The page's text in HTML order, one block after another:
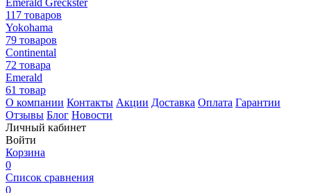
Emerald Greckster
117 товаров
Yokohama
79 товаров
Continental
72 товара
Emerald
61 товар
О компании Контакты Акции Доставка Оплата Гарантии
Отзывы Блог Новости
Личный кабинет
Войти
Корзина
0
Список сравнения
0